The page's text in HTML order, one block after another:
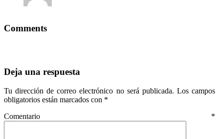
Comments
Deja una respuesta
Tu dirección de correo electrónico no será publicada. Los campos
obligatorios están marcados con *
Comentario *